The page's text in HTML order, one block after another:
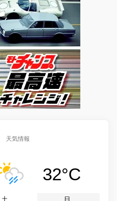
天気情報
32°C
土 日